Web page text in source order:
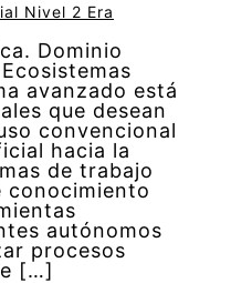
Nivel 2 Era
Dominio
avanzado está
que desean
convencional
hacia la
de trabajo
conocimiento
autónomos
procesos
[…]